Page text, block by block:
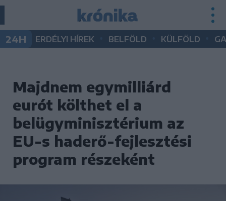
24H ERDÉLYI HÍREK BELFÖLD KÜLFÖLD
Majdnem egymilliárd
eurót költhet el a
belügyminisztérium az
EU-s haderő-fejlesztési
program részeként